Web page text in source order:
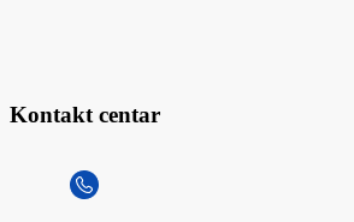
Kontakt centar